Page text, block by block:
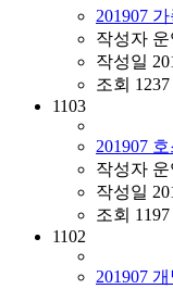
201907
작성자
작성일
조회 1237
1103
201907
작성자
작성일
조회 1197
1102
201907